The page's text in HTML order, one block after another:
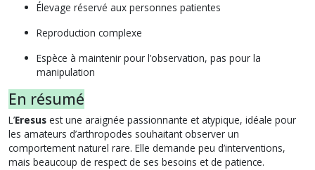
Élevage réservé aux personnes patientes
Reproduction complexe
Espèce à maintenir pour l’observation, pas pour la
manipulation
En résumé
L’Eresus est une araignée passionnante et atypique, idéale pour
les amateurs d’arthropodes souhaitant observer un
comportement naturel rare. Elle demande peu d’interventions,
mais beaucoup de respect de ses besoins et de patience.